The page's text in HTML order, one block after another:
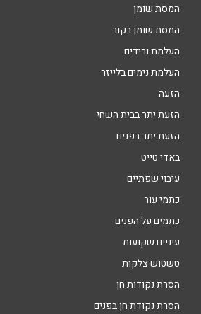
המסת שומן
המסת שומן בקור
העלמת ורידים
העלמת נימים בלייזר
הזעה
הזעת יתר בבית השחי
הזעת יתר בפנים
באדי טייט
עיבוי שפתיים
כתמי עור
כתמים על הפנים
עיניים שקועות
טשטוש צלקות
הסרת נקודות חן
הסרת נקודת חן בפנים